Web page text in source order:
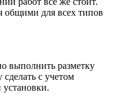
общими для всех типов
выполнить разметку
с учетом